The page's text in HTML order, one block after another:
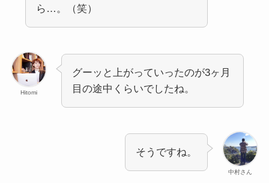
ら…。（笑）
Hitomi
グーッと上がっていったのが3ヶ月
目の途中くらいでしたね。
中村さん
そうですね。